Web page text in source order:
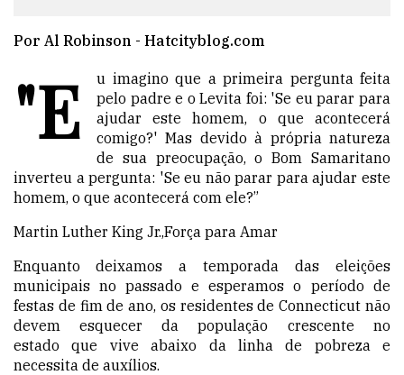
Por Al Robinson - Hatcityblog.com
"E
u imagino que a primeira pergunta feita
pelo padre e o Levita foi: 'Se eu parar para
ajudar este homem, o que acontecerá
comigo?' Mas devido à própria natureza
de sua preocupação, o Bom Samaritano
inverteu a pergunta: 'Se eu não parar para ajudar este
homem, o que acontecerá com ele?”
Martin Luther King Jr.,Força para Amar
Enquanto deixamos a temporada das eleições
municipais no passado e esperamos o período de
festas de fim de ano, os residentes de Connecticut não
devem esquecer da população crescente no
estado que vive abaixo da linha de pobreza e
necessita de auxílios.